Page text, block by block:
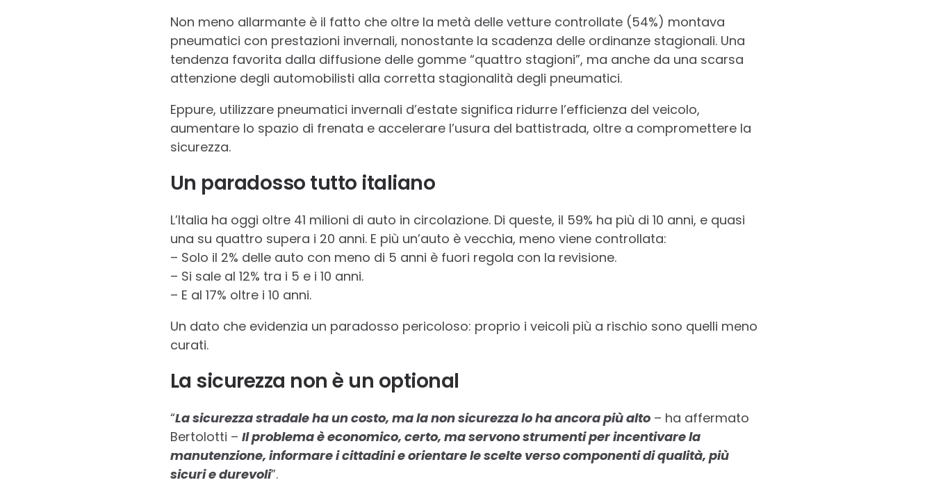
Non meno allarmante è il fatto che oltre la metà delle vetture controllate (54%) montava
pneumatici con prestazioni invernali, nonostante la scadenza delle ordinanze stagionali. Una
tendenza favorita dalla diffusione delle gomme “quattro stagioni”, ma anche da una scarsa
attenzione degli automobilisti alla corretta stagionalità degli pneumatici.
Eppure, utilizzare pneumatici invernali d’estate significa ridurre l’efficienza del veicolo,
aumentare lo spazio di frenata e accelerare l’usura del battistrada, oltre a compromettere la
sicurezza.
Un paradosso tutto italiano
L’Italia ha oggi oltre 41 milioni di auto in circolazione. Di queste, il 59% ha più di 10 anni, e quasi
una su quattro supera i 20 anni. E più un’auto è vecchia, meno viene controllata:
– Solo il 2% delle auto con meno di 5 anni è fuori regola con la revisione.
– Si sale al 12% tra i 5 e i 10 anni.
– E al 17% oltre i 10 anni.
Un dato che evidenzia un paradosso pericoloso: proprio i veicoli più a rischio sono quelli meno
curati.
La sicurezza non è un optional
“La sicurezza stradale ha un costo, ma la non sicurezza lo ha ancora più alto– ha affermato
Bertolotti – Il problema è economico, certo, ma servono strumenti per incentivare la
manutenzione, informare i cittadini e orientare le scelte verso componenti di qualità, più
sicuri e durevoli”.